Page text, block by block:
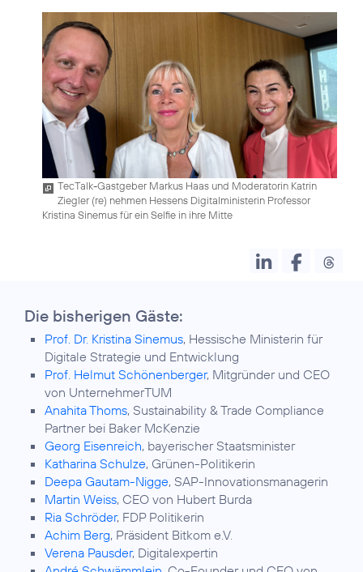
TecTalk-Gastgeber Markus Haas und Moderatorin Katrin
Ziegler (re) nehmen Hessens Digitalministerin Professor
Kristina Sinemus für ein Selfie in ihre Mitte
Die bisherigen Gäste:
Prof. Dr. Kristina Sinemus, Hessische Ministerin für
Digitale Strategie und Entwicklung
Prof. Helmut Schönenberger, Mitgründer und CEO
von UnternehmerTUM
Anahita Thoms, Sustainability & Trade Compliance
Partner bei Baker McKenzie
Georg Eisenreich, bayerischer Staatsminister
Katharina Schulze, Grünen-Politikerin
Deepa Gautam-Nigge, SAP-Innovationsmanagerin
Martin Weiss, CEO von Hubert Burda
Ria Schröder, FDP Politikerin
Achim Berg, Präsident Bitkom e.V.
Verena Pausder, Digitalexpertin